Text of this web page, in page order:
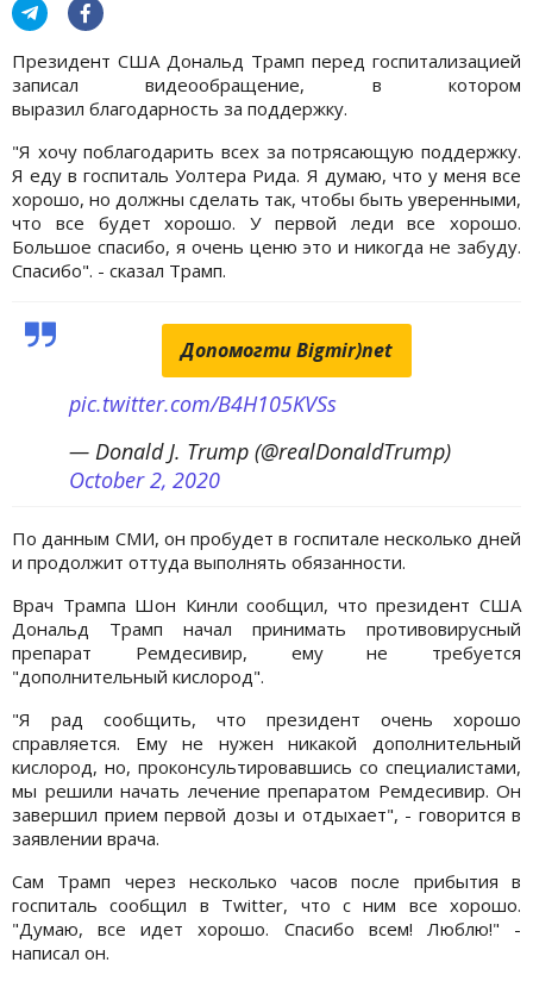
Президент США Дональд Трамп перед госпитализацией
записал видеообращение, в котором
выразил благодарность за поддержку.
"Я хочу поблагодарить всех за потрясающую поддержку.
Я еду в госпиталь Уолтера Рида. Я думаю, что у меня все
хорошо, но должны сделать так, чтобы быть уверенными,
что все будет хорошо. У первой леди все хорошо.
Большое спасибо, я очень ценю это и никогда не забуду.
Спасибо". - сказал Трамп.
Допомогти Bigmir)net
pic.twitter.com/B4H105KVSs
— Donald J. Trump (@realDonaldTrump)
October 2, 2020
По данным СМИ, он пробудет в госпитале несколько дней
и продолжит оттуда выполнять обязанности.
Врач Трампа Шон Кинли сообщил, что президент США
Дональд Трамп начал принимать противовирусный
препарат Ремдесивир, ему не требуется
"дополнительный кислород".
"Я рад сообщить, что президент очень хорошо
справляется. Ему не нужен никакой дополнительный
кислород, но, проконсультировавшись со специалистами,
мы решили начать лечение препаратом Ремдесивир. Он
завершил прием первой дозы и отдыхает", - говорится в
заявлении врача.
Сам Трамп через несколько часов после прибытия в
госпиталь сообщил в Twitter, что с ним все хорошо.
"Думаю, все идет хорошо. Спасибо всем! Люблю!" -
написал он.